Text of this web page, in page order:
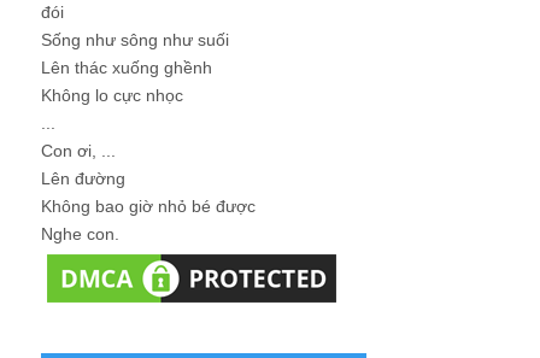
đói
Sống như sông như suối
Lên thác xuống ghềnh
Không lo cực nhọc
Con ơi, ...
Lên đường
Không bao giờ nhỏ bé được
Nghe con.